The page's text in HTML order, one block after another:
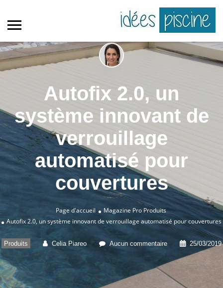
Autofix 2.0, un
système innovant de
verrouillage
automatisé pour
couvertures
Page d'accueil Magazine Pro Produits
Autofix 2.0, un système innovant de verrouillage automatisé pour couvertures
Produits Celia Piareo Aucun commentaire 25/03/2019